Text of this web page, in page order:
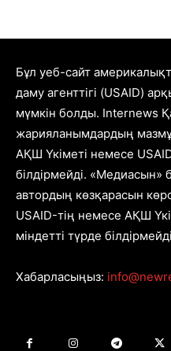
Бұл уеб-сайт
даму агенттігі (USAID)
мүмкін болды. Internews
жарияланымдардың
АҚШ Үкіметі немесе
білдірмейді. «Медиасын»
автордың көзқарасын
USAID-тің немесе АҚШ
міндетті түрде
Хабарласыңыз: